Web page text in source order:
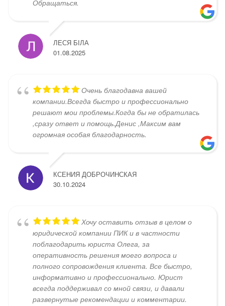
Обращаться.
ЛЕСЯ БІЛА
01.08.2025
Очень благодавна вашей
компании.Всегда быстро и профессионально
решают мои проблемы.Когда бы не обратилась
,сразу ответ и помощь.Денис ,Максим вам
огромная особая благодарность.
КСЕНИЯ ДОБРОЧИНСКАЯ
30.10.2024
Хочу оставить отзыв в целом о
юридической компании ПИК и в частности
поблагодарить юриста Олега, за
оперативность решения моего вопроса и
полного сопровождения клиента. Все быстро,
информативно и профессионально. Юрист
всегда поддерживал со мной связи, и давали
развернутые рекомендации и комментарии.